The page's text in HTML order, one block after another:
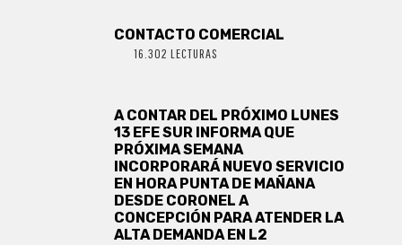
CONTACTO COMERCIAL
16.302 LECTURAS
A CONTAR DEL PRÓXIMO LUNES
13 EFE SUR INFORMA QUE
PRÓXIMA SEMANA
INCORPORARÁ NUEVO SERVICIO
EN HORA PUNTA DE MAÑANA
DESDE CORONEL A
CONCEPCIÓN PARA ATENDER LA
ALTA DEMANDA EN L2